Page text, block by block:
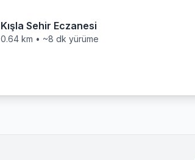
Kışla Sehir Eczanesi
0.64 km • ~8 dk yürüme